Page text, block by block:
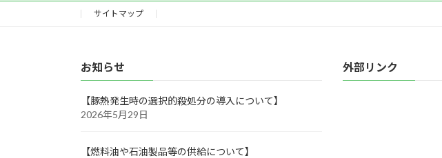
サイトマップ
お知らせ
【豚熱発生時の選択的殺処分の導入について】
2026年5月29日
【燃料油や石油製品等の供給について】
外部リンク